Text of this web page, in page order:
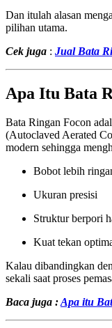
Dan itulah alasan
pilihan utama.
Cek juga : Jual Bata
Apa Itu Bata
Bata Ringan Focon
(Autoclaved Aerated
modern sehingga
Bobot lebih
Ukuran presisi
Struktur berpori
Kuat tekan
Kalau dibandingkan
sekali saat proses
Baca juga :Apa itu